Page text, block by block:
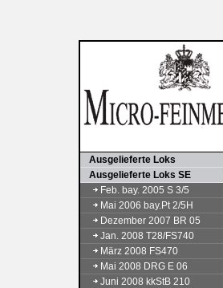
Ausgelieferte Loks
Ausgelieferte Loks SE
Feb. bay. 2005 S 3/5
Mai 2006 bay.Pt 2/5H
Dezember 2007 BR 05
Jan. 2008 T28/FS740
März 2008 FS470
Mai 2008 DRG E 06
Juni 2008 kkStB 210